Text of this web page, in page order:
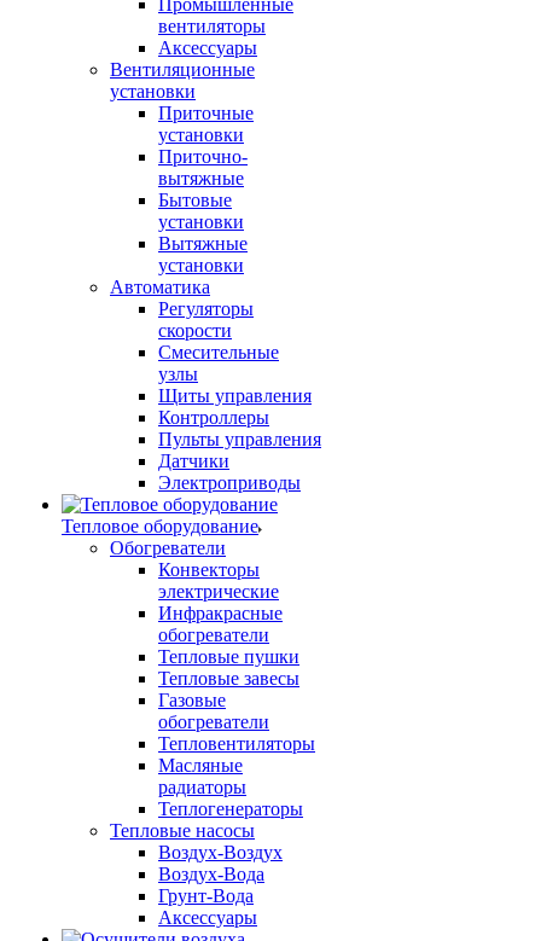
Промышленные
вентиляторы
Аксессуары
Вентиляционные
установки
Приточные
установки
Приточно-
вытяжные
Бытовые
установки
Вытяжные
установки
Автоматика
Регуляторы
скорости
Смесительные
узлы
Щиты управления
Контроллеры
Пульты управления
Датчики
Электроприводы
Тепловое оборудование
Обогреватели
Конвекторы
электрические
Инфракрасные
обогреватели
Тепловые пушки
Тепловые завесы
Газовые
обогреватели
Тепловентиляторы
Масляные
радиаторы
Теплогенераторы
Тепловые насосы
Воздух-Воздух
Воздух-Вода
Грунт-Вода
Аксессуары